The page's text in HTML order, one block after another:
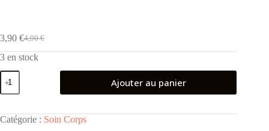
4,90€
Le
prix
3,90 €Le
prix
3 en stock
quantité
de
HUILE
CORPORELLE
COCO
Ajouter au panier
Catégorie : Soin Corps